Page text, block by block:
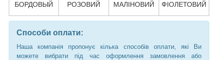
БОРДОВЫЙ
РОЗОВИЙ
МАЛІНОВИЙ
ФІОЛЕТОВИЙ
Способи оплати:
Наша компанія пропонує кілька способів оплати, які Ви
можете вибрати під час оформлення замовлення або